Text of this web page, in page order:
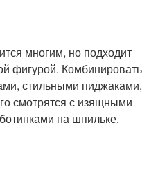
многим, но подходит
фигурой. Комбинировать
стильными пиджаками,
смотрятся с изящными
на шпильке.